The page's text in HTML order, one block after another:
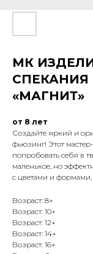
МК
СПЕКАНИЯ
«МАГНИТ»
от 8 лет
Создайте яркий и
фьюзинг! Этот
попробовать себя в
маленькое, но
с цветами и
Возраст: 8+
Возраст: 10+
Возраст: 12+
Возраст: 14+
Возраст: 16+